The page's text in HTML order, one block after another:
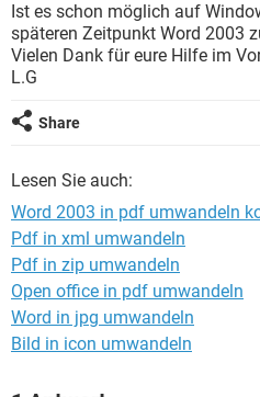
FACEBOOK
WINDOWS 10
WHATSAPP
FACEBOOK
Ist es schon möglich auf
späteren Zeitpunkt Word 2003
Vielen Dank für eure Hilfe im
L.G
Share
Lesen Sie auch:
Word 2003 in pdf umwandeln
Pdf in xml umwandeln
Pdf in zip umwandeln
Open office in pdf umwandeln
Word in jpg umwandeln
Bild in icon umwandeln